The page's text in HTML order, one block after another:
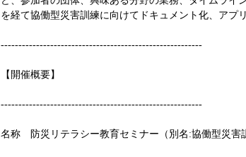
を経て協働型災害訓練に向けてドキュメント化、アプ
---------------------------------------------------------
【開催概要】
---------------------------------------------------------
名称　防災リテラシー教育セミナー（別名:協働型災害